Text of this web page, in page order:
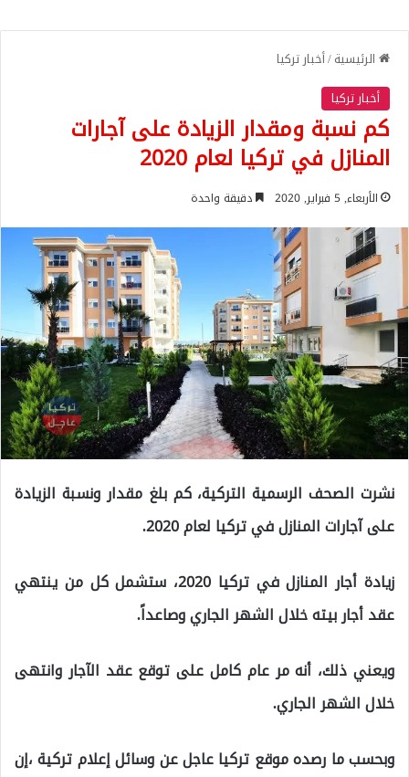
الرئيسية/أخبار تركيا
أخبار تركيا
كم نسبة ومقدار الزيادة على آجارات
المنازل في تركيا لعام 2020
الأربعاء, 5 فبراير, 2020 دقيقة واحدة
نشرت الصحف الرسمية التركية، كم بلغ مقدار ونسبة الزيادة
على آجارات المنازل في تركيا لعام 2020.
زيادة أجار المنازل في تركيا 2020، ستشمل كل من ينتهي
عقد أجار بيته خلال الشهر الجاري وصاعداً.
ويعني ذلك، أنه مر عام كامل على توقع عقد الآجار وانتهى
خلال الشهر الجاري.
وبحسب ما رصده موقع تركيا عاجل عن وسائل إعلام تركية ،إن